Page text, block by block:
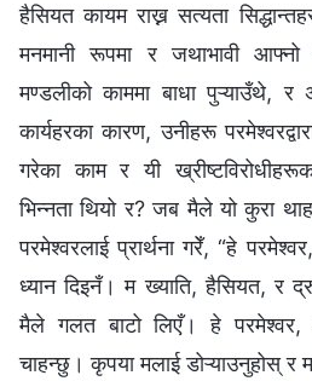
हैसियत कायम राख्न सत्यता
मनमानी रूपमा र जथाभावी आफ्नो
मण्डलीको काममा बाधा पुऱ्याउँथे,
कार्यहरका कारण, उनीहरू
गरेका काम र यी
भिन्नता थियो र? जब मैले यो कुरा
परमेश्‍वरलाई प्रार्थना गरेँ, “हे
ध्यान दिइनँ। म ख्याति, हैसियत, र
मैले गलत बाटो लिएँ। हे परमेश्‍वर, म
चाहन्छु। कृपया मलाई डोऱ्याउनुहोस् र